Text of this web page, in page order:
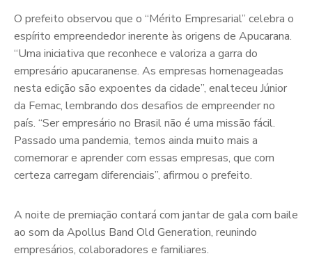
O prefeito observou que o “Mérito Empresarial” celebra o
espírito empreendedor inerente às origens de Apucarana.
“Uma iniciativa que reconhece e valoriza a garra do
empresário apucaranense. As empresas homenageadas
nesta edição são expoentes da cidade”, enalteceu Júnior
da Femac, lembrando dos desafios de empreender no
país. “Ser empresário no Brasil não é uma missão fácil.
Passado uma pandemia, temos ainda muito mais a
comemorar e aprender com essas empresas, que com
certeza carregam diferenciais”, afirmou o prefeito.
A noite de premiação contará com jantar de gala com baile
ao som da Apollus Band Old Generation, reunindo
empresários, colaboradores e familiares.